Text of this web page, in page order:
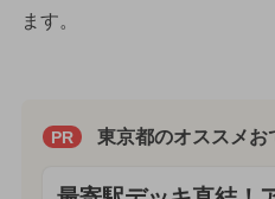
ます。
PR 東京都のオススメお